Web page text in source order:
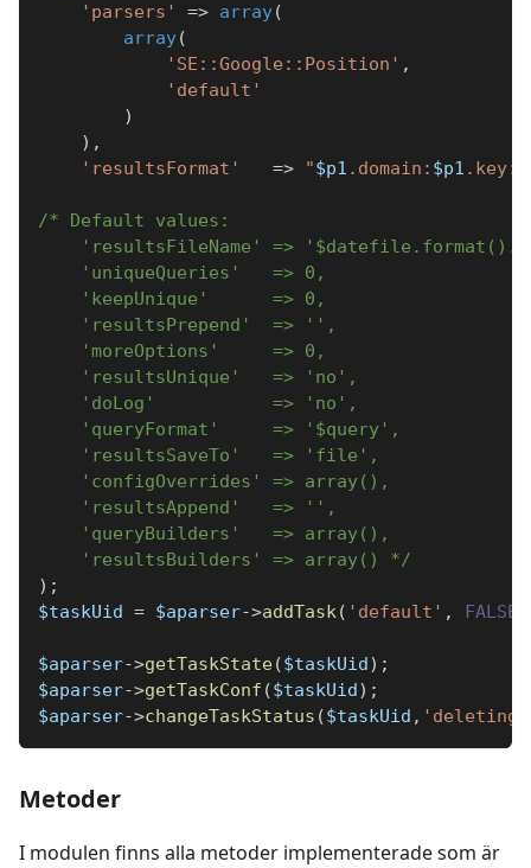
'parsers'
=> array(
array(
'SE::Google::Position' ,
'default'
)
) ,
'resultsFormat'
=> "$p1 .domain: $p1 .key:
/* Default values:
'resultsFileName' =>
    'uniqueQueries'   => 0,
    'keepUnique'      => 0,
    'resultsPrepend'  => '',
    'moreOptions'     => 0,
    'resultsUnique'   => 'no',
    'doLog'           => 'no',
    'queryFormat'     => '$query',
    'resultsSaveTo'   => 'file',
    'configOverrides' => array(),
    'resultsAppend'   => '',
    'queryBuilders'   => array(),
    'resultsBuilders' => array() */
) ;
$taskUid = $aparser->addTask( 'default' , FALSE
$aparser->getTaskState($taskUid) ;
$aparser->getTaskConf ($taskUid) ;
$aparser->changeTaskStatus ($taskUid , 'deleting'
Metoder
I modulen finns alla metoder implementerade som är